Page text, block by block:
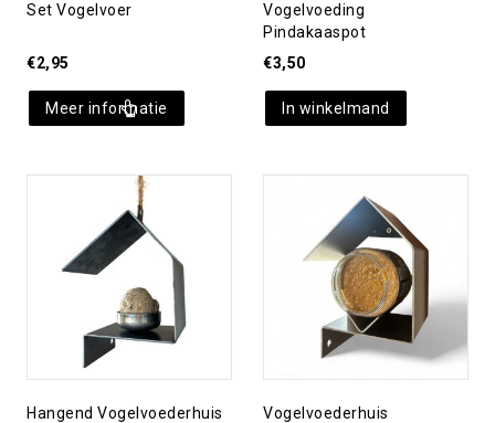
Set Vogelvoer
€2,95
Meer informatie
Vogelvoeding
Pindakaaspot
€3,50
In winkelmand
Hangend Vogelvoederhuis
Vogelvoederhuis